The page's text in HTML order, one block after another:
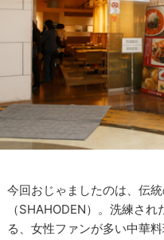
今回おじゃましたのは、伝
（SHAHODEN）。洗練さ
る、女性ファンが多い中華料